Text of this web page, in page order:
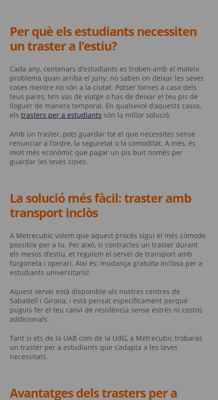
Per què els estudiants necessiten
un traster a l’estiu?
Cada any, centenars d’estudiants es troben amb el mateix
problema quan arriba el juny: no saben on deixar les seves
coses mentre no són a la ciutat. Potser tornes a casa dels
teus pares, te’n vas de viatge o has de deixar el teu pis de
lloguer de manera temporal. En qualsevol d’aquests casos,
els trasters per a estudiants són la millor solució.
Amb un traster, pots guardar tot el que necessites sense
renunciar a l’ordre, la seguretat o la comoditat. A més, és
molt més econòmic que pagar un pis buit només per
guardar les teves coses.
La solució més fàcil: traster amb
transport inclòs
A Metrecubic volem que aquest procés sigui el més còmode
possible per a tu. Per això, si contractes un traster durant
els mesos d’estiu, et regalem el servei de transport amb
furgoneta i operari. Així és: mudança gratuïta inclosa per a
estudiants universitaris!
Aquest servei està disponible als nostres centres de
Sabadell i Girona, i està pensat específicament perquè
puguis fer el teu canvi de residència sense estrès ni costos
addicionals.
Tant si ets de la UAB com de la UdG, a Metrecubic trobaràs
un traster per a estudiants que s’adapta a les teves
necessitats.
Avantatges dels trasters per a